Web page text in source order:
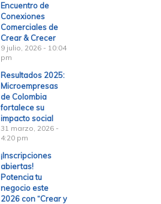
Encuentro de
Conexiones
Comerciales de
Crear & Crecer
9 julio, 2026 - 10:04
pm
Resultados 2025:
Microempresas
de Colombia
fortalece su
impacto social
31 marzo, 2026 -
4:20 pm
¡Inscripciones
abiertas!
Potencia tu
negocio este
2026 con “Crear y